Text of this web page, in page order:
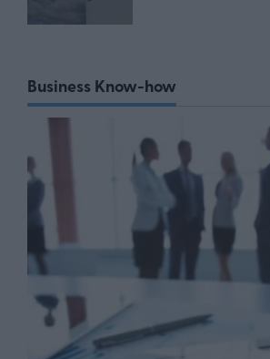
Business Know-how